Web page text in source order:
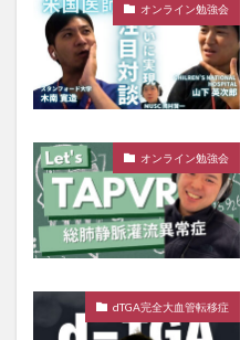
オンライン勉強会
オンライン勉強会
dTGA完全大血管転移症